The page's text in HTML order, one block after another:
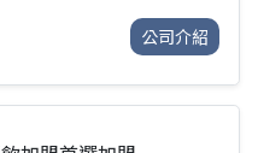
公司介紹